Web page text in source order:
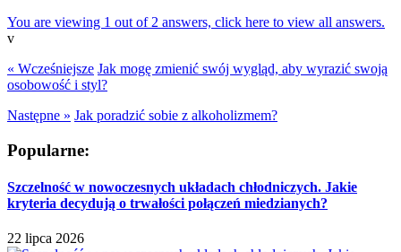
You are viewing 1 out of 2 answers, click here to view all answers.
v
« Wcześniejsze Jak mogę zmienić swój wygląd, aby wyrazić swoją
osobowość i styl?
Następne » Jak poradzić sobie z alkoholizmem?
Popularne:
Szczelność w nowoczesnych układach chłodniczych. Jakie
kryteria decydują o trwałości połączeń miedzianych?
22 lipca 2026